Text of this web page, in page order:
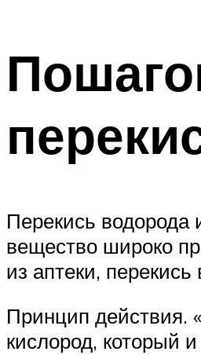
Перекись водорода
вещество широко
из аптеки,
Принцип действия.
кислород, который